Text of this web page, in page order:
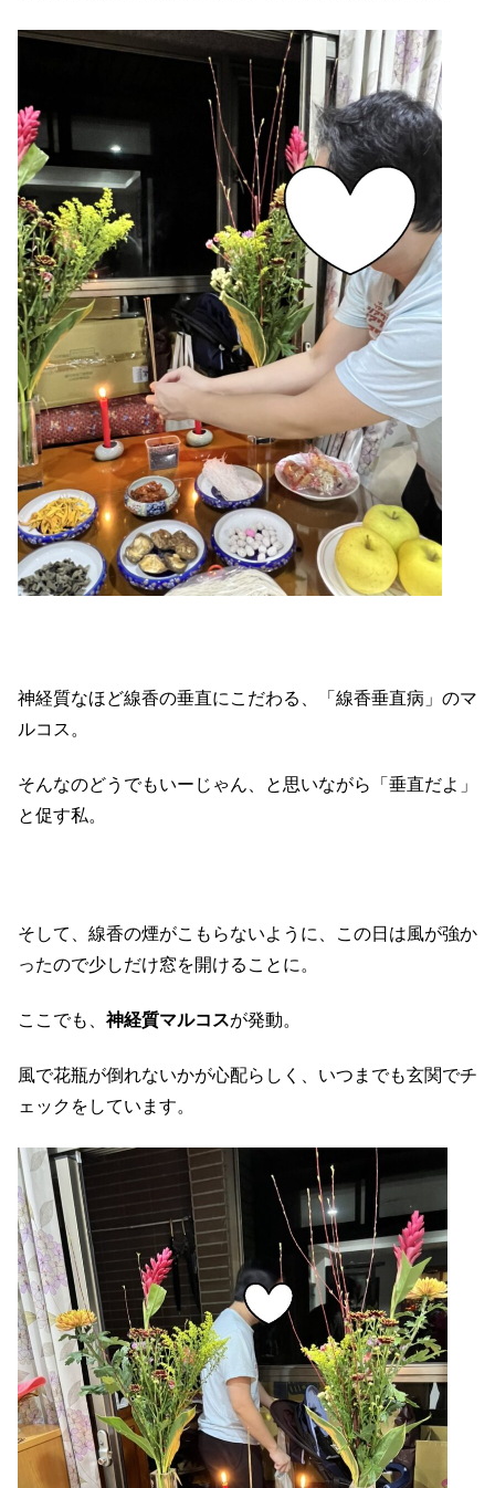
神経質なほど線香の垂直にこだわる、「線香垂直病」のマ
ルコス。
そんなのどうでもいーじゃん、と思いながら「垂直だよ」
と促す私。
そして、線香の煙がこもらないように、この日は風が強か
ったので少しだけ窓を開けることに。
ここでも、神経質マルコスが発動。
風で花瓶が倒れないかが心配らしく、いつまでも玄関でチ
ェックをしています。